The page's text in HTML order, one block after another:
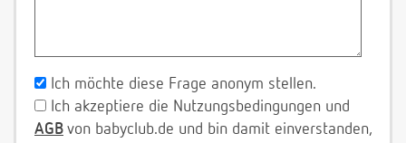
Ich möchte diese Frage anonym stellen.
Ich akzeptiere die Nutzungsbedingungen und
AGB von babyclub.de und bin damit einverstanden,